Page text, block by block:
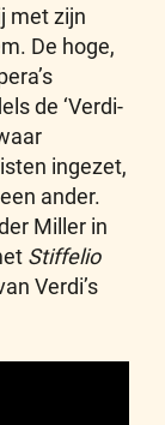
met zijn
De hoge,
de ‘Verdi-
ingezet,
ander.
Miller in
Stiffelio
Verdi’s